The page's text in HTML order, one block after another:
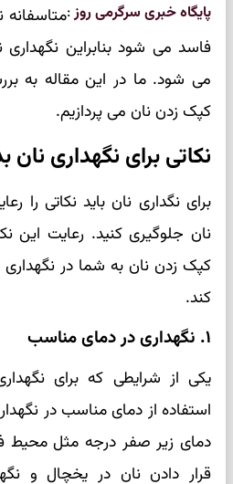
پایگاه خبری سرگرمی روز:
فاسد می شود بنابراین
می شود. ما در این مقاله به
کپک زدن نان می پردازیم.
نکاتی برای نگهداری
برای نگداری نان باید نکاتی را
نان جلوگیری کنید. رعایت این
کپک زدن نان به شما در
کند.
۱. نگهداری در دمای مناسب
یکی از شرایطی که برای
استفاده از دمای مناسب در
دمای زیر صفر درجه مثل محیط
قرار دادن نان در یخچال و